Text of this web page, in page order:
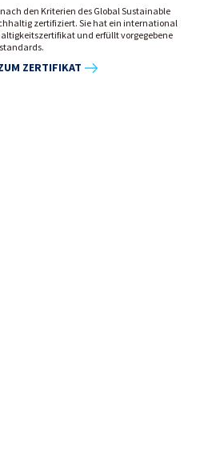
den Kriterien des Global Sustainable
zertifiziert. Sie hat ein international
und erfüllt vorgegebene
ZERTIFIKAT